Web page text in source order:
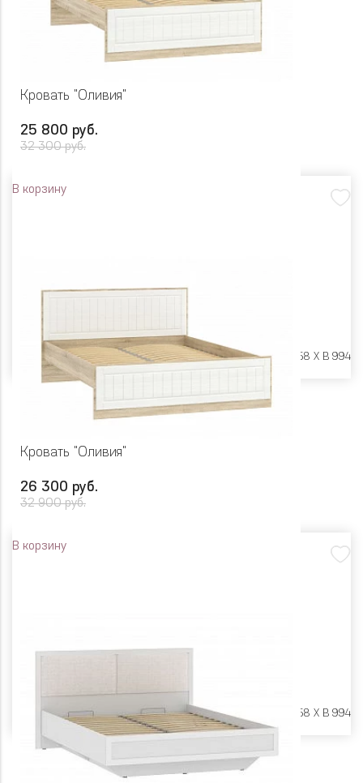
Кровать "Оливия"
25 800 руб.
32 300 руб.
В корзину
Размеры: Ш 1490 X Г 2058 X В 994
Кровать "Оливия"
26 300 руб.
32 900 руб.
В корзину
Размеры: Ш 1690 X Г 2058 X В 994